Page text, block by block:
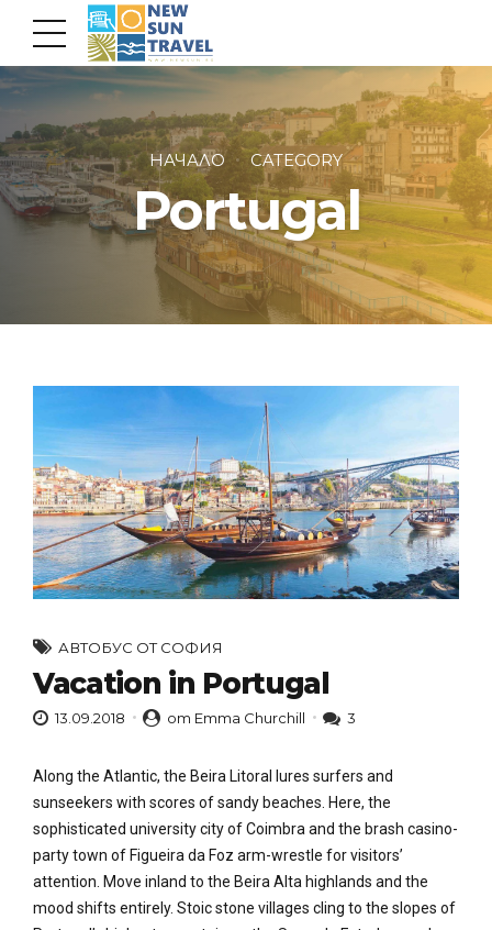
НАЧАЛО CATEGORY
Portugal
АВТОБУС ОТ СОФИЯ
Vacation in Portugal
13.09.2018 от Emma Churchill 3
Along the Atlantic, the Beira Litoral lures surfers and
sunseekers with scores of sandy beaches. Here, the
sophisticated university city of Coimbra and the brash casino-
party town of Figueira da Foz arm-wrestle for visitors’
attention. Move inland to the Beira Alta highlands and the
mood shifts entirely. Stoic stone villages cling to the slopes of